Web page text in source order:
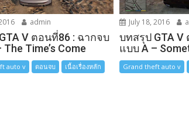
admin
V ตอนที่86 : ฉากจบ
Time’s Come
auto v ตอนจบ เนื้อเรื่องหลัก
July 18, 2016
บทสรุป GTA
แบบ A –
Grand theft auto v